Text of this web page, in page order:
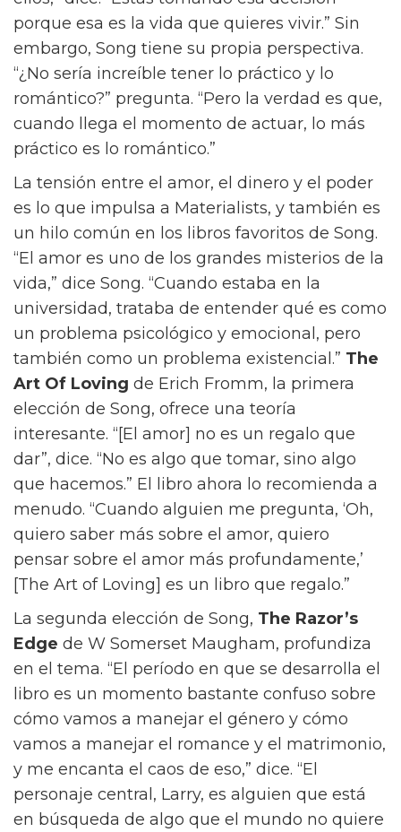
ofrece todas las cosas que cree que quiere.
¿Qué debería hacer? Los espectadores sin
duda tendrán su propia opinión, y ese es el
punto.
El Classic Box de Céline, un bolso que no
debería faltar en nuestro armario
Viste tu iPad de Céline
“Realmente creo que cada elección que
alguien hace es la elección correcta para
ellos,” dice. “Estás tomando esa decisión
porque esa es la vida que quieres vivir.” Sin
embargo, Song tiene su propia perspectiva.
“¿No sería increíble tener lo práctico y lo
romántico?” pregunta. “Pero la verdad es que,
cuando llega el momento de actuar, lo más
práctico es lo romántico.”
La tensión entre el amor, el dinero y el poder
es lo que impulsa a Materialists, y también es
un hilo común en los libros favoritos de Song.
“El amor es uno de los grandes misterios de la
vida,” dice Song. “Cuando estaba en la
universidad, trataba de entender qué es como
un problema psicológico y emocional, pero
también como un problema existencial.”The
Art Of Loving de Erich Fromm, la primera
elección de Song, ofrece una teoría
interesante. “[El amor] no es un regalo que
dar”, dice. “No es algo que tomar, sino algo
que hacemos.” El libro ahora lo recomienda a
menudo. “Cuando alguien me pregunta, ‘Oh,
quiero saber más sobre el amor, quiero